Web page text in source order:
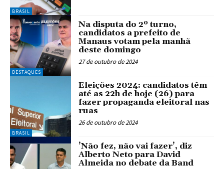
BRASIL
DESTAQUES
Na disputa do 2º turno,
candidatos a prefeito de
Manaus votam pela manhã
deste domingo
27 de outubro de 2024
BRASIL
Eleições 2024: candidatos têm
até as 22h de hoje (26) para
fazer propaganda eleitoral nas
ruas
26 de outubro de 2024
’Não fez, não vai fazer’, diz
Alberto Neto para David
Almeida no debate da Band